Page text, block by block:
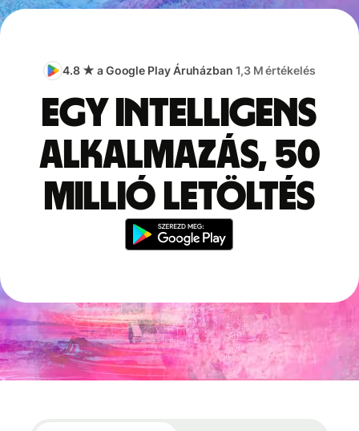
4.8 ★ a Google Play Áruházban 1,3 M értékelés
Egy intelligens
alkalmazás, 50
millió letöltés